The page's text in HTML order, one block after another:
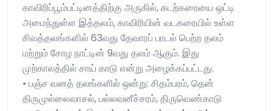
காவிரிப்பூம்பட்டினத்திற்கு அருகில், கடற்கரையை ஒட்டி
அமைந்துள்ள இத்தலம், காவிரியின் வடகரையில் உள்ள
சிவத்தலங்களில் 63வது தேவாரப் பாடல் பெற்ற தலம்
மற்றும் சோழ நாட்டின் 9வது தலம் ஆகும். இது
முற்காலத்தில் சாய் காடு என்று அழைக்கப்பட்டது.
• பஞ்ச வனத் தலங்களில் ஒன்று: சிதம்பரம், தென்
திருமுல்லைவாசல், பல்லவனீச்சரம், திருவெண்காடு